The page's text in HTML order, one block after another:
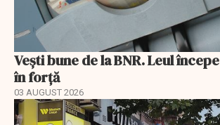
Vești bune de la BNR. Leul
în forță
03 AUGUST 2026